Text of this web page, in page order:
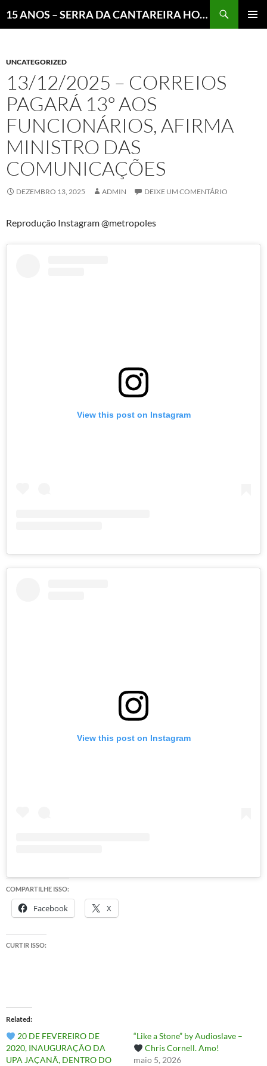
15 ANOS – SERRA DA CANTAREIRA HOJE E COTIDIANO DO BRASIL E DO MUNDO
UNCATEGORIZED
13/12/2025 – CORREIOS
PAGARÁ 13º AOS
FUNCIONÁRIOS, AFIRMA
MINISTRO DAS
COMUNICAÇÕES
DEZEMBRO 13, 2025 ADMIN DEIXE UM COMENTÁRIO
Reprodução Instagram @metropoles
View this post on Instagram
View this post on Instagram
COMPARTILHE ISSO:
Facebook X
CURTIR ISSO:
Related
20 DE FEVEREIRO DE
2020, INAUGURAÇÃO DA
UPA JAÇANÃ, DENTRO DO
“Like a Stone” by Audioslave –
Chris Cornell. Amo!
maio 5, 2026